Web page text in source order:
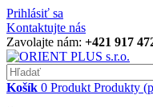
Prihlásiť sa
Kontaktujte nás
Zavolajte nám: +421 917
Košík 0 Produkt Produkty